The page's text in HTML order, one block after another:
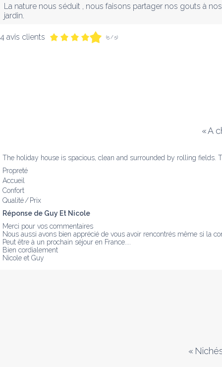
La nature nous séduit , nous faisons partager nos gouts à
jardin.
4 avis clients (5 / 5)
«A
The holiday house is spacious, clean and surrounded by rolling
Propreté
Accueil
Confort
Qualité / Prix
Réponse de Guy Et Nicole
Merci pour vos commentaires
Nous aussi avons bien apprécié de vous avoir rencontrés même si la
Peut ëtre à un prochain séjour en France....
Bien cordialement
Nicole et Guy
«